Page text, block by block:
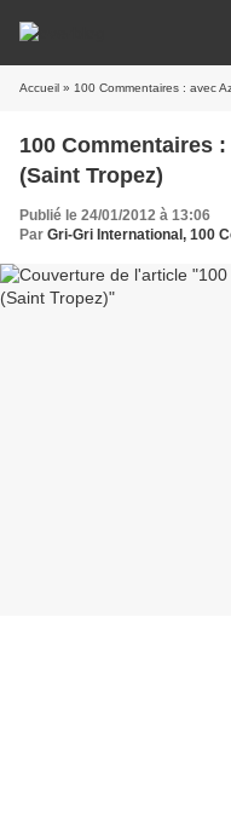
Accueil » 100 Commentaires : avec
100 Commentaires
(Saint Tropez)
Publié le 24/01/2012 à 13:06
Par Gri-Gri International, 100 Commentaires : avec